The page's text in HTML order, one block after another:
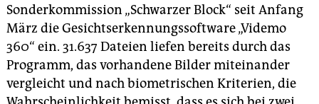
genossenschaft
epaper login
Sonderkommission „Schwarzer Block“ seit Anfang
März die Gesichtserkennungssoftware „Videmo
360“ ein. 31.637 Dateien liefen bereits durch das
Programm, das vorhandene Bilder miteinander
vergleicht und nach biometrischen Kriterien, die